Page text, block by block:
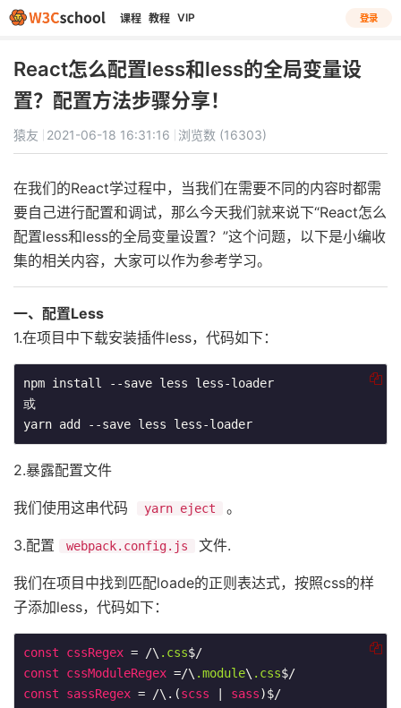
课程 教程 VIP 登录
React怎么配置less和less的全局变量设
置？配置方法步骤分享！
猿友 2021-06-18 16:31:16 浏览数 (16303)
在我们的React学过程中，当我们在需要不同的内容时都需
要自己进行配置和调试，那么今天我们就来说下“React怎么
配置less和less的全局变量设置？”这个问题，以下是小编收
集的相关内容，大家可以作为参考学习。
一、配置Less
1.在项目中下载安装插件less，代码如下：
npm install --save less less-loader
或
2.暴露配置文件
我们使用这串代码 ​ yarn eject ​。
3.配置​ webpack.config.js ​文件.
我们在项目中找到匹配loade的正则表达式，按照css的样
子添加less，代码如下：
const cssRegex = /\ .css
const
cssModuleRegex =/\ .module\ .css
const
sassRegex = /\.(scss sass